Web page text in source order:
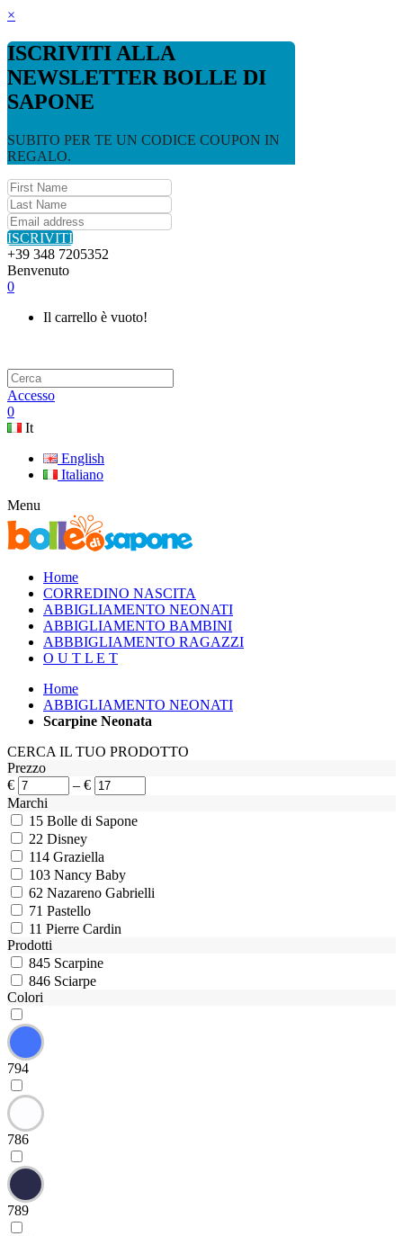
×
ISCRIVITI ALLA
NEWSLETTER BOLLE DI
SAPONE
SUBITO PER TE UN CODICE COUPON IN
REGALO.
ISCRIVITI
+39 348 7205352
Benvenuto
0
Il carrello è vuoto!
Accesso
0
It
English
Italiano
Menu
Home
CORREDINO NASCITA
ABBIGLIAMENTO NEONATI
ABBIGLIAMENTO BAMBINI
ABBBIGLIAMENTO RAGAZZI
O U T L E T
Home
ABBIGLIAMENTO NEONATI
Scarpine Neonata
CERCA IL TUO PRODOTTO
Prezzo
€
– €
Marchi
15 Bolle di Sapone
22 Disney
114 Graziella
103 Nancy Baby
62 Nazareno Gabrielli
71 Pastello
11 Pierre Cardin
Prodotti
845 Scarpine
846 Sciarpe
Colori
794
786
789